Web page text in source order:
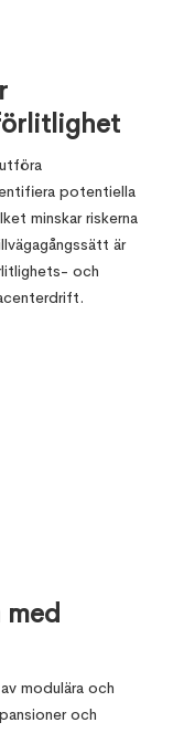
potentiella
minskar riskerna
är
och
modulära och
och